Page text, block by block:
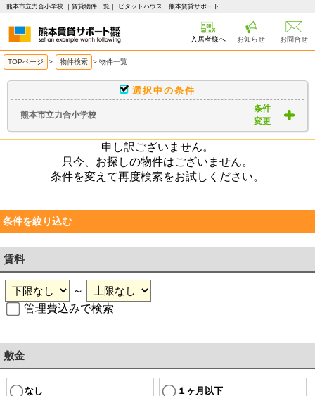
熊本市立力合小学校 ｜賃貸物件一覧｜ ピタットハウス 熊本賃貸サポート
入居者様へ お知らせ お問合せ
TOPページ > 物件検索 > 物件一覧
選択中の条件
熊本市立力合小学校
条件
変更
申し訳ございません。
只今、お探しの物件はございません。
条件を変えて再度検索をお試しください。
条件を絞り込む
賃料
～
管理費込みで検索
敷金
なし １ヶ月以下